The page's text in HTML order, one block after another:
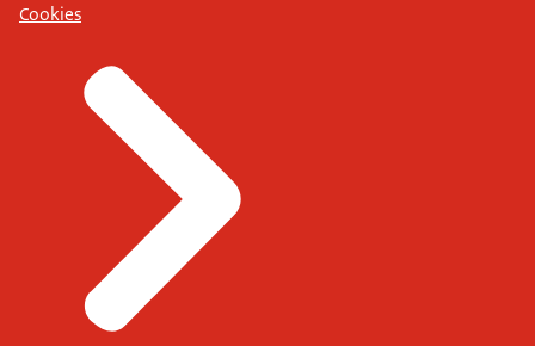
Cookies